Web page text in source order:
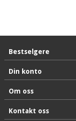
Bestselgere
Din konto
Om oss
Kontakt oss